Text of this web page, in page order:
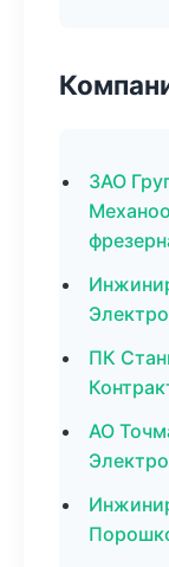
ЗАО
ПК
АО